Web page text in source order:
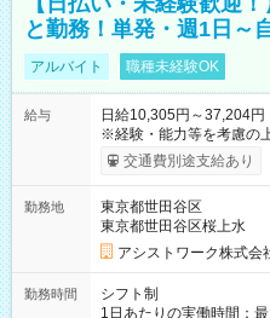
と勤務！単発・週1日～
アルバイト 職種未経験OK
給与
日給10,305円～37,204円
※経験・能力等を考慮の上、
間】試用期間なし
交通費別途支給あり
勤務地
東京都世田谷区
東京都世田谷区桜上水
アシストワーク株式会
勤務時間
シフト制
1日あたりの実働時間：